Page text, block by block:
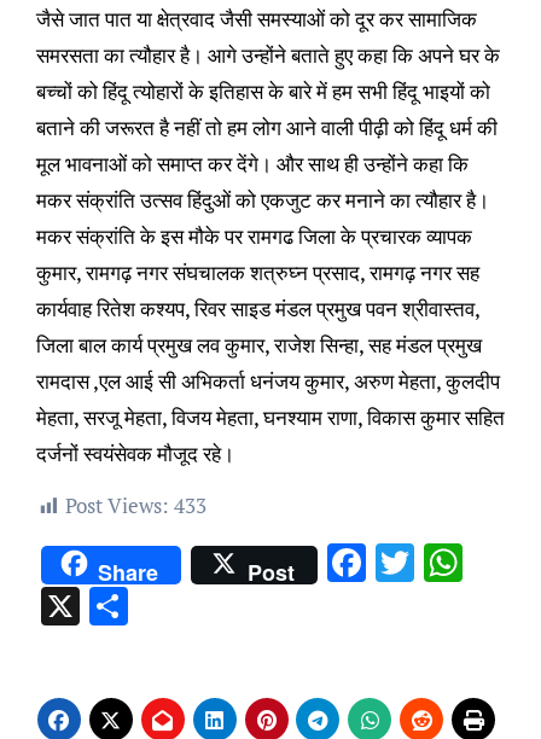
जैसे जात पात या क्षेत्रवाद जैसी समस्याओं को दूर कर सामाजिक
समरसता का त्यौहार है। आगे उन्होंने बताते हुए कहा कि अपने घर के
बच्चों को हिंदू त्योहारों के इतिहास के बारे में हम सभी हिंदू भाइयों को
बताने की जरूरत है नहीं तो हम लोग आने वाली पीढ़ी को हिंदू धर्म की
मूल भावनाओं को समाप्त कर देंगे। और साथ ही उन्होंने कहा कि
मकर संक्रांति उत्सव हिंदुओं को एकजुट कर मनाने का त्यौहार है।
मकर संक्रांति के इस मौके पर रामगढ जिला के प्रचारक व्यापक
कुमार, रामगढ़ नगर संघचालक शत्रुघ्न प्रसाद, रामगढ़ नगर सह
कार्यवाह रितेश कश्यप, रिवर साइड मंडल प्रमुख पवन श्रीवास्तव,
जिला बाल कार्य प्रमुख लव कुमार, राजेश सिन्हा, सह मंडल प्रमुख
रामदास ,एल आई सी अभिकर्ता धनंजय कुमार, अरुण मेहता, कुलदीप
मेहता, सरजू मेहता, विजय मेहता, घनश्याम राणा, विकास कुमार सहित
दर्जनों स्वयंसेवक मौजूद रहे।
Post Views: 433
Share Post Facebook
Twitter
X Share